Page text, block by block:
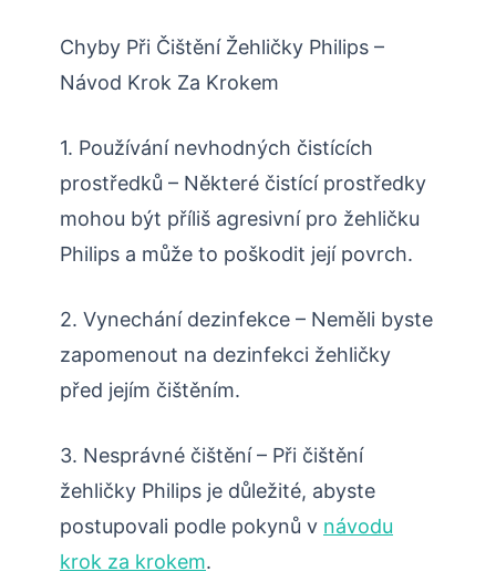
Chyby Při Čištění Žehličky Philips –
Návod Krok Za Krokem
1. Používání nevhodných čistících
prostředků – Některé čistící prostředky
mohou být příliš agresivní pro žehličku
Philips a může to poškodit její povrch.
2. Vynechání dezinfekce – Neměli byste
zapomenout na dezinfekci žehličky
před jejím čištěním.
3. Nesprávné čištění – Při čištění
žehličky Philips je důležité, abyste
postupovali podle pokynů v návodu
krok za krokem.